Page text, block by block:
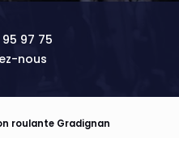
97 75
nous
roulante Gradignan